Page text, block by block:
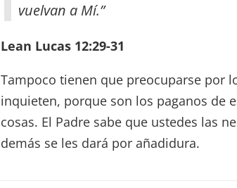
vuelvan a Mí.”
Lean Lucas 12:29-31
Tampoco tienen que preocuparse por
inquieten, porque son los paganos de
cosas. El Padre sabe que ustedes las
demás se les dará por añadidura.